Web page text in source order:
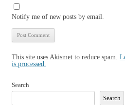
Notify me of new posts by email.
This site uses Akismet to reduce spam.
is processed.
Search
Search